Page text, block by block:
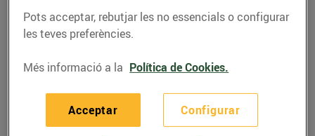
Pots acceptar, rebutjar les no essencials o configurar
les teves preferències.
Més informació a la Política de Cookies.
Configurar
Acceptar